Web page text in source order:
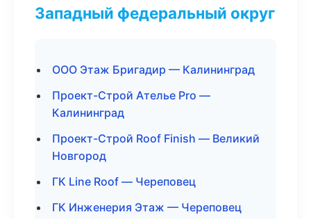
Западный федеральный округ
ООО Этаж Бригадир — Калининград
Проект-Строй Ателье Pro —
Калининград
Проект-Строй Roof Finish — Великий
Новгород
ГК Line Roof — Череповец
ГК Инженерия Этаж — Череповец